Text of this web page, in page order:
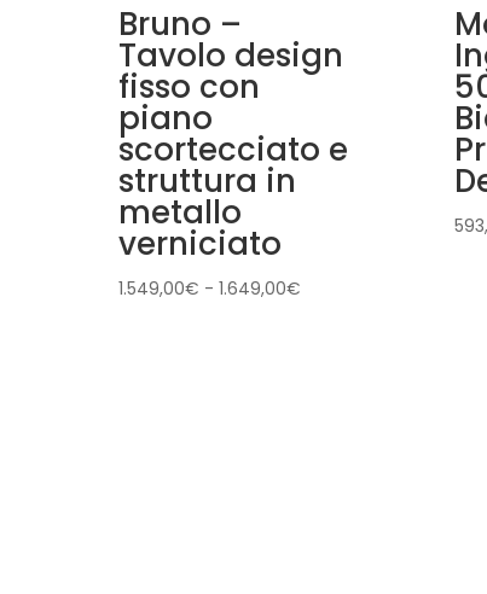
Bruno –
Tavolo design
fisso con
piano
scortecciato e
struttura in
metallo
verniciato
1.549,00€ - 1.649,00€Fascia